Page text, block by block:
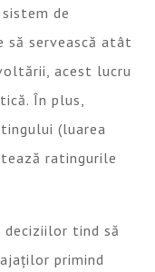
de
să servească atât
acest lucru
În plus,
(luarea
ratingurile
tind să
primind